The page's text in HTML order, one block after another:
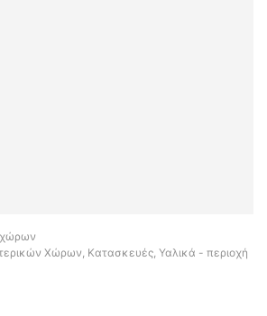
χώρων
Χώρων, Κατασκευές, Υαλικά - περιοχή